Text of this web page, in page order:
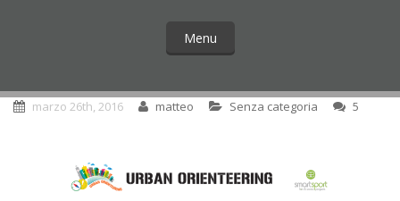
Menu
marzo 26th, 2016 matteo Senza categoria 5